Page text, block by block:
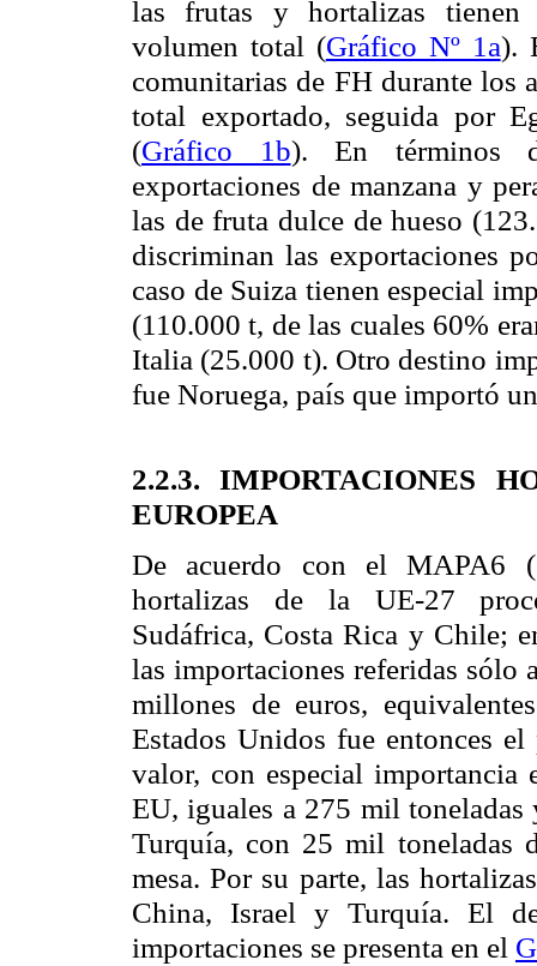
las frutas y hortalizas tienen
volumen total (Gráfico Nº 1a).
comunitarias de FH durante los
total exportado, seguida por
(Gráfico 1b). En términos
exportaciones de manzana y
las de fruta dulce de hueso
discriminan las exportaciones
caso de Suiza tienen especial
(110.000 t, de las cuales 60%
Italia (25.000 t). Otro destino
fue Noruega, país que importó
2.2.3. IMPORTACIONES
EUROPEA
De acuerdo con el MAPA6
hortalizas de la UE-27
Sudáfrica, Costa Rica y Chile;
las importaciones referidas sólo
millones de euros,
Estados Unidos fue entonces
valor, con especial importancia
EU, iguales a 275 mil
Turquía, con 25 mil toneladas
mesa. Por su parte, las
China, Israel y Turquía. El
importaciones se presenta en el